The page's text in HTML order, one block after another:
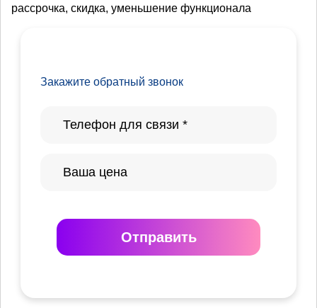
рассрочка, скидка, уменьшение функционала
Закажите обратный звонок
Отправить